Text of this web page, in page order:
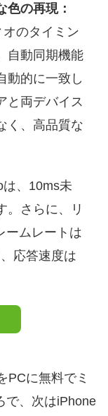
色の再現：
のタイミン
自動同期機能
動的に一致し
と両デバイス
く、高品質な
、10ms未
。さらに、リ
ームレートは
応答速度は
PCに無料でミ
で、次はiPhone